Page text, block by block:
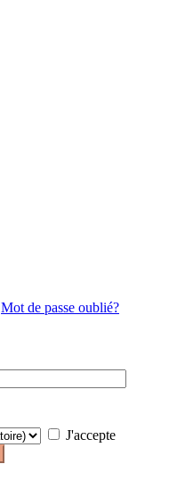
Mot de passe oublié?
J'accepte